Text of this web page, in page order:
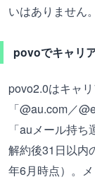
いはありません。
povoでキャリ
povo2.0はキャ
「@au.com／
「auメール持
解約後31日以内
年6月時点）。